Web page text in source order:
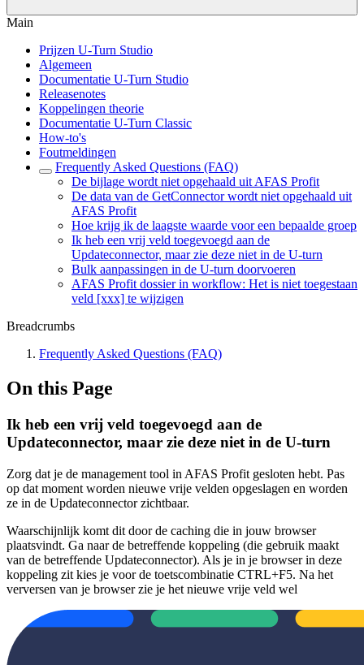
Main
Prijzen U-Turn Studio
Algemeen
Documentatie U-Turn Studio
Releasenotes
Koppelingen theorie
Documentatie U-Turn Classic
How-to's
Foutmeldingen
Frequently Asked Questions (FAQ)
De bijlage wordt niet opgehaald uit AFAS Profit
De data van de GetConnector wordt niet opgehaald uit
AFAS Profit
Hoe krijg ik de laagste waarde voor een bepaalde groep
Ik heb een vrij veld toegevoegd aan de
Updateconnector, maar zie deze niet in de U-turn
Bulk aanpassingen in de U-turn doorvoeren
AFAS Profit dossier in workflow: Het is niet toegestaan
veld [xxx] te wijzigen
Breadcrumbs
Frequently Asked Questions (FAQ)
On this Page
Ik heb een vrij veld toegevoegd aan de
Updateconnector, maar zie deze niet in de U-turn
Zorg dat je de management tool in AFAS Profit gesloten hebt. Pas
op dat moment worden nieuwe vrije velden opgeslagen en worden
ze in de Updateconnector zichtbaar.
Waarschijnlijk komt dit door de caching die in jouw browser
plaatsvindt. Ga naar de betreffende koppeling (die gebruik maakt
van de betreffende Updateconnector). Als je in je browser in deze
koppeling zit kies je voor de toetscombinatie CTRL+F5. Na het
verversen van je browser zie je het nieuwe vrije veld wel